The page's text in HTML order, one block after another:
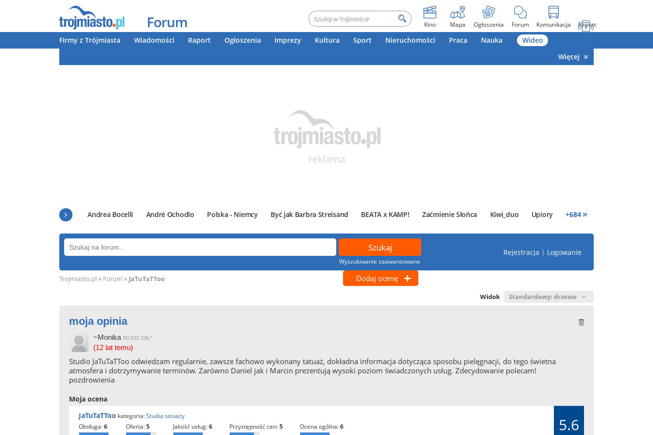
Forum Kino Mapa Ogłoszenia Forum Komunikacja Raport
Firmy z Trójmiasta Wiadomości Raport Ogłoszenia Imprezy Kultura Sport Nieruchomości Praca Nauka
Wideo
Więcej
Andrea Bocelli André Ochodlo Polska - Niemcy Być jak Barbra Streisand BEATA x KAMP! Zaćmienie Słońca Kiwi_duo Upiory +684 »
Wyszukiwanie zaawansowane
Rejestracja | Logowanie
Trojmiasto.pl » Forum » JaTuTaTToo Dodaj ocenę
Widok
moja opinia
~Monika 80.202.106.*
(12 lat temu)
Studio JaTuTaTToo odwiedzam regularnie, zawsze fachowo wykonany tatuaż, dokładna informacja dotycząca sposobu pielęgnacji, do tego świetna
atmosfera i dotrzymywanie terminów. Zarówno Daniel jak i Marcin prezentują wysoki poziom świadczonych usług. Zdecydowanie polecam!
pozdrowienia
Moja ocena
JaTuTaTToo kategoria:Studia tatuaży
obsługa:6 oferta:5 jakość usług:6 przystępność cen:5 ocena ogólna:6 5.6